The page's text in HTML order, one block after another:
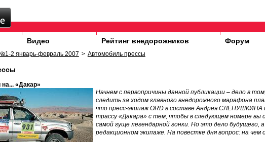
Видео Рейтинг внедорожников Форум
№1-2 январь-февраль 2007 > Автомобиль прессы
«Дакар»
Начнем с первопричины данной публикации – дело в
следить за ходом главного внедорожного марафона
что пресс-экипаж ORD в составе Андрея
трассу «Дакара» с тем, чтобы в следующем номере вы
самой гуще легендарной гонки. Но это дело будущего,
редакционном экипаже. На повестке дня вопрос: на чем